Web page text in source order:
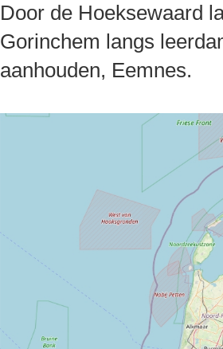
Door de Hoeksewaard
Gorinchem langs
aanhouden, Eemnes.